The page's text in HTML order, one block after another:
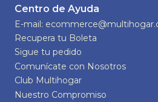
Centro de Ayuda
E-mail:
Recupera tu Boleta
Sigue tu pedido
Comunícate con Nosotros
Club Multihogar
Nuestro Compromiso